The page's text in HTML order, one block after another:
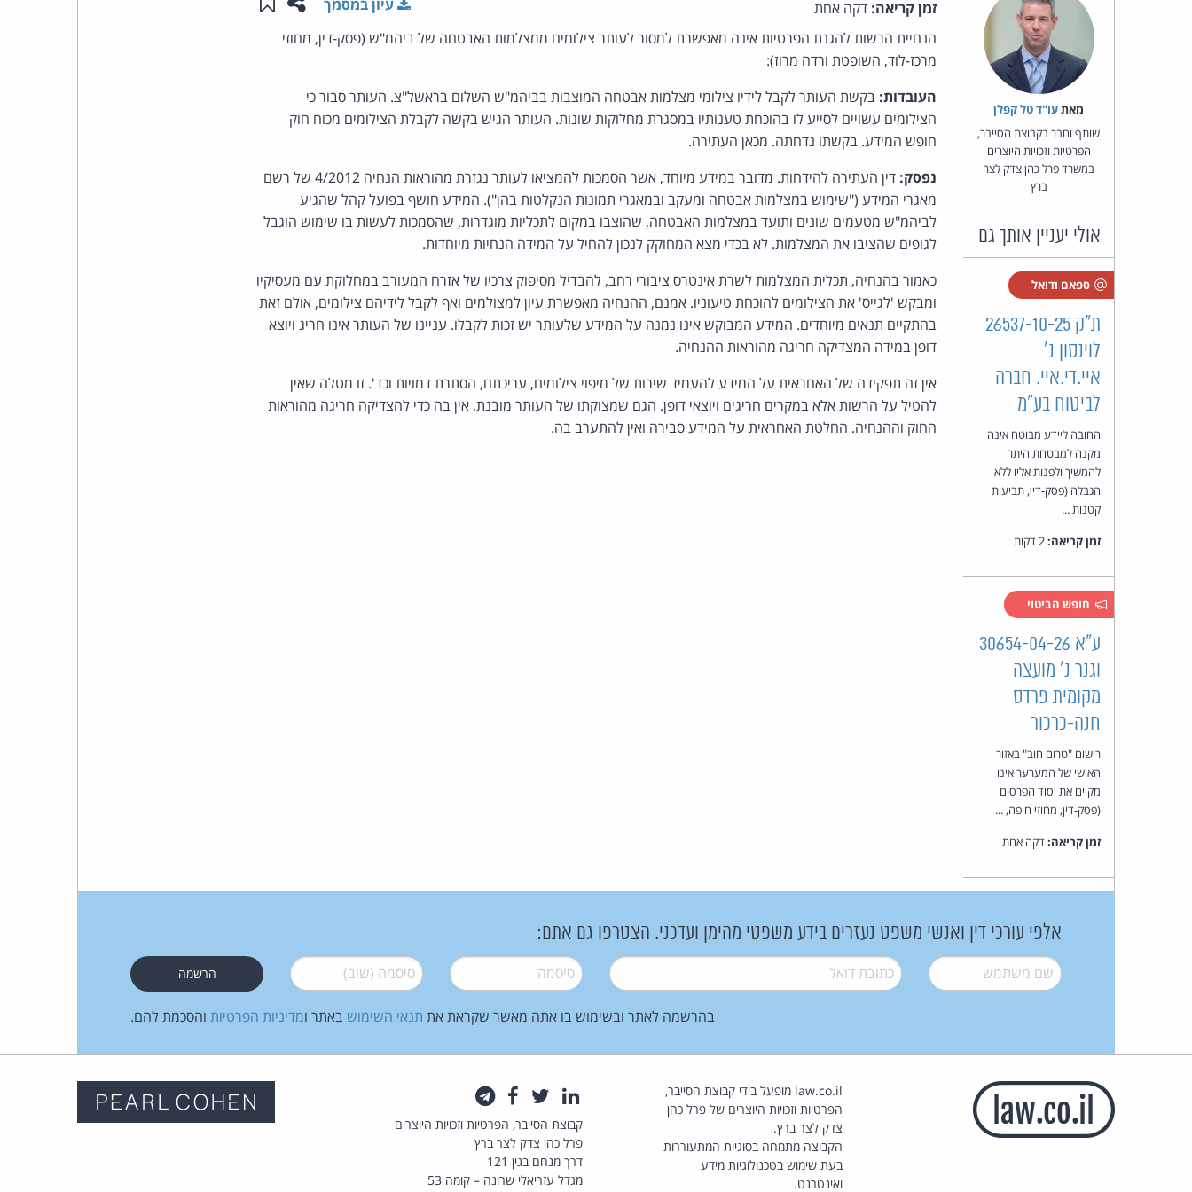
מאת‏עו"ד טל קפלן
שותף וחבר בקבוצת הסייבר,
הפרטיות וזכויות היוצרים
במשרד פרל כהן צדק לצר
ברץ
אולי יעניין אותך גם
ספאם ודואל
ת"ק 26537-10-25
לוינסון נ'
איי.די.איי. חברה
לביטוח בע"מ
החובה ליידע מבוטח אינה
מקנה למבטחת היתר
להמשיך ולפנות אליו ללא
הגבלה (פסק-דין, תביעות
קטנות ...
זמן קריאה:
חופש הביטוי
ע"א 30654-04-26
וגנר נ' מועצה
מקומית פרדס
חנה-כרכור
רישום "טרום חוב" באזור
האישי של המערער אינו
מקיים את יסוד הפרסום
(פסק-דין, מחוזי חיפה, ...
זמן קריאה:דקה אחת
זמן קריאה: דקה אחת
עיון במסמך
הנחיית הרשות להגנת הפרטיות אינה מאפשרת למסור לעותר צילומים ממצלמות האבטחה של ביהמ"ש (פסק-דין, מחוזי
מרכז-לוד, השופטת ורדה מרוז):
העובדות: בקשת העותר לקבל לידיו צילומי מצלמות אבטחה המוצבות בביהמ"ש השלום בראשל"צ. העותר סבור כי
הצילומים עשויים לסייע לו בהוכחת טענותיו במסגרת מחלוקות שונות. העותר הגיש בקשה לקבלת הצילומים מכוח חוק
חופש המידע. בקשתו נדחתה. מכאן העתירה.
נפסק:
דין העתירה להידחות. מדובר במידע מיוחד, אשר הסמכות להמציאו לעותר נגזרת מהוראות הנחיה 4/2012 של רשם
מאגרי המידע ("שימוש במצלמות אבטחה ומעקב ובמאגרי תמונות הנקלטות בהן"). המידע חושף בפועל קהל שהגיע
לביהמ"ש מטעמים שונים ותועד במצלמות האבטחה, שהוצבו במקום לתכליות מוגדרות, שהסמכות לעשות בו שימוש הוגבל
לגופים שהציבו את המצלמות. לא בכדי מצא המחוקק לנכון להחיל על המידה הנחיות מיוחדות.
כאמור בהנחיה, תכלית המצלמות לשרת אינטרס ציבורי רחב, להבדיל מסיפוק צרכיו של אזרח המעורב במחלוקת עם מעסיקיו
ומבקש 'לגייס' את הצילומים להוכחת טיעוניו. אמנם, ההנחיה מאפשרת עיון למצולמים ואף לקבל לידיהם צילומים, אולם זאת
בהתקיים תנאים מיוחדים. המידע המבוקש אינו נמנה על המידע שלעותר יש זכות לקבלו. עניינו של העותר אינו חריג ויוצא
דופן במידה המצדיקה חריגה מהוראות ההנחיה.
אין זה תפקידה של האחראית על המידע להעמיד שירות של מיפוי צילומים, עריכתם, הסתרת דמויות וכד'. זו מטלה שאין
להטיל על הרשות אלא במקרים חריגים ויוצאי דופן. הגם שמצוקתו של העותר מובנת, אין בה כדי להצדיקה חריגה מהוראות
החוק וההנחיה. החלטת האחראית על המידע סבירה ואין להתערב בה.
אלפי עורכי דין ואנשי משפט נעזרים בידע משפטי מהימן ועדכני. הצטרפו גם אתם:
שם משתמש* דואל* סיסמה* סיסמה (שוב)*
בהרשמה לאתר ובשימוש בו אתה מאשר שקראת את תנאי השימוש באתר ומדיניות הפרטיות והסכמת להם.
law.co.il מופעל בידי קבוצת הסייבר,
הפרטיות וזכויות היוצרים של פרל כהן
צדק לצר ברץ.
הקבוצה מתמחה בסוגיות המתעוררות
בעת שימוש בטכנולוגיות מידע
ואינטרנט.
לינקדאין
טוויטרפייסבוק
קבוצת הסייבר, הפרטיות וזכויות היוצרים
פרל כהן צדק לצר ברץ
דרך מנחם בגין 121
מגדל עזריאלי שרונה – קומה 53